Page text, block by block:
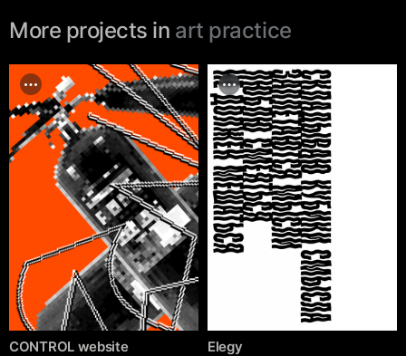
More projects in art practice
CONTROL website Elegy